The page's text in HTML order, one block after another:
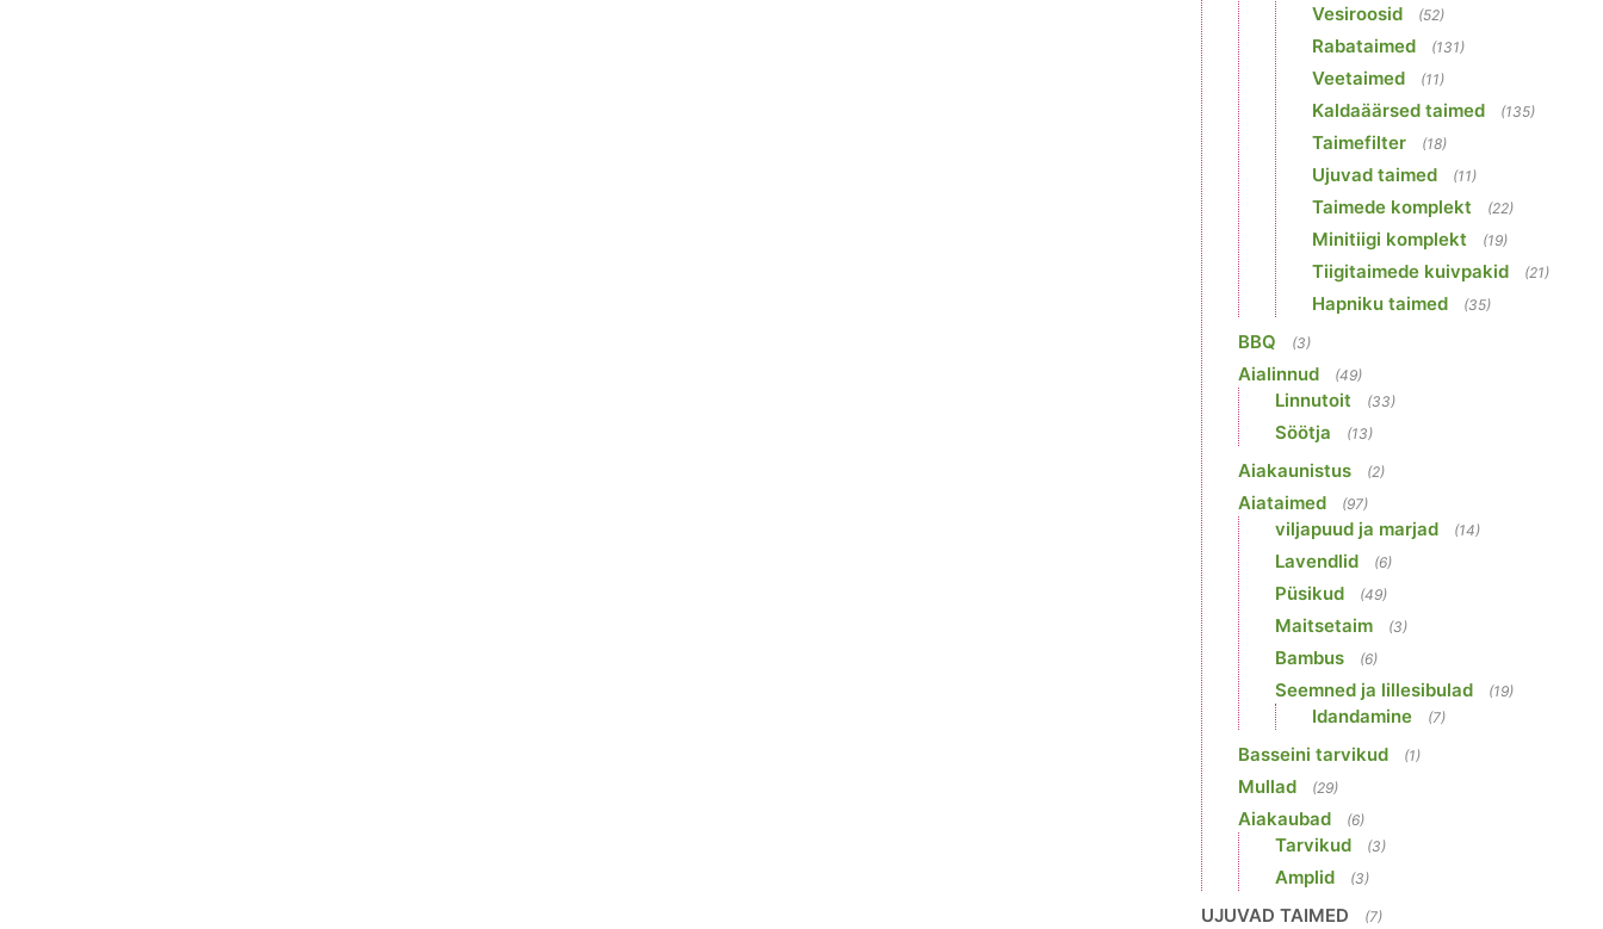
Vesiroosid (52)
Rabataimed (131)
Veetaimed (11)
Kaldaäärsed taimed (135)
Taimefilter (18)
Ujuvad taimed (11)
Taimede komplekt (22)
Minitiigi komplekt (19)
Tiigitaimede kuivpakid (21)
Hapniku taimed (35)
BBQ (3)
Aialinnud (49)
Linnutoit (33)
Söötja (13)
Aiakaunistus (2)
Aiataimed (97)
viljapuud ja marjad (14)
Lavendlid (6)
Püsikud (49)
Maitsetaim (3)
Bambus (6)
Seemned ja lillesibulad (19)
Idandamine (7)
Basseini tarvikud (1)
Mullad (29)
Aiakaubad (6)
Tarvikud (3)
Amplid (3)
UJUVAD TAIMED (7)